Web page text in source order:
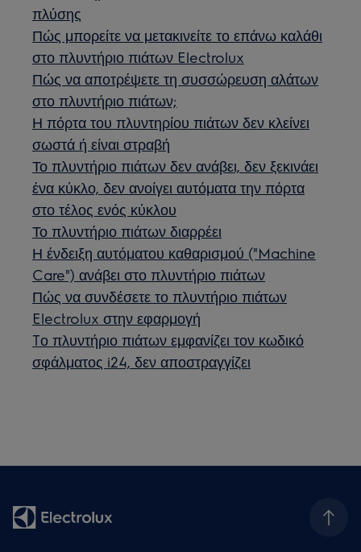
πλύσης
Πώς μπορείτε να μετακινείτε το επάνω καλάθι
στο πλυντήριο πιάτων Electrolux
Πώς να αποτρέψετε τη συσσώρευση αλάτων
στο πλυντήριο πιάτων;
Η πόρτα του πλυντηρίου πιάτων δεν κλείνει
σωστά ή είναι στραβή
Το πλυντήριο πιάτων δεν ανάβει, δεν ξεκινάει
ένα κύκλο, δεν ανοίγει αυτόματα την πόρτα
στο τέλος ενός κύκλου
Το πλυντήριο πιάτων διαρρέει
Η ένδειξη αυτόματου καθαρισμού ("Machine
Care") ανάβει στο πλυντήριο πιάτων
Πώς να συνδέσετε το πλυντήριο πιάτων
Electrolux στην εφαρμογή
Tο πλυντήριο πιάτων εμφανίζει τον κωδικό
σφάλματος i24, δεν αποστραγγίζει